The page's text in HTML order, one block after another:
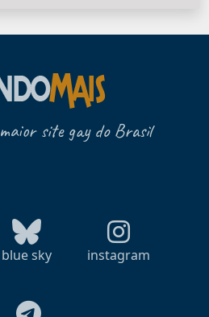
site gay do Brasil
blue sky instagram